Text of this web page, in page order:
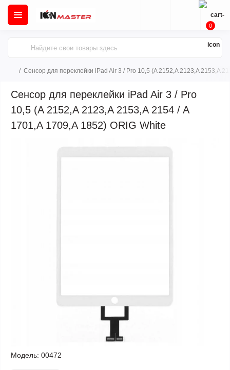
0
Сенсор для переклейки iPad Air 3 / Pro 10,5 (A 2152,A 2123,A 2153,A
Сенсор для переклейки iPad Air 3 / Pro
10,5 (A 2152,A 2123,A 2153,A 2154 / A
1701,A 1709,A 1852) ORIG White
Модель: 00472